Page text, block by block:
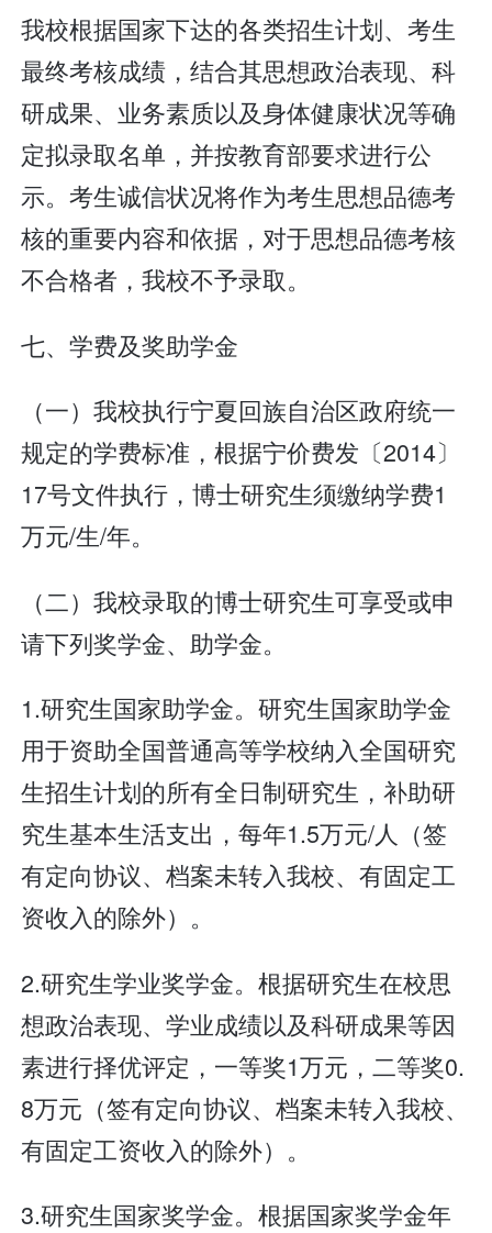
我校根据国家下达的各类招生计划、考生
最终考核成绩，结合其思想政治表现、科
研成果、业务素质以及身体健康状况等确
定拟录取名单，并按教育部要求进行公
示。考生诚信状况将作为考生思想品德考
核的重要内容和依据，对于思想品德考核
不合格者，我校不予录取。
七、学费及奖助学金
（一）我校执行宁夏回族自治区政府统一
规定的学费标准，根据宁价费发〔2014〕
17号文件执行，博士研究生须缴纳学费1
万元/生/年。
（二）我校录取的博士研究生可享受或申
请下列奖学金、助学金。
1.研究生国家助学金。研究生国家助学金
用于资助全国普通高等学校纳入全国研究
生招生计划的所有全日制研究生，补助研
究生基本生活支出，每年1.5万元/人（签
有定向协议、档案未转入我校、有固定工
资收入的除外）。
2.研究生学业奖学金。根据研究生在校思
想政治表现、学业成绩以及科研成果等因
素进行择优评定，一等奖1万元，二等奖0.
8万元（签有定向协议、档案未转入我校、
有固定工资收入的除外）。
3.研究生国家奖学金。根据国家奖学金年